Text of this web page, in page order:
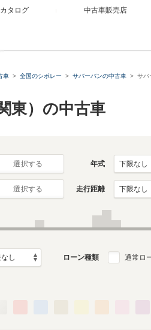
カタログ 中古車販売店
車 全国のシボレー サバーバンの中古車 サバ
東）の中古車
選択する 年式
選択する 走行距離
ローン種類 通常ロ